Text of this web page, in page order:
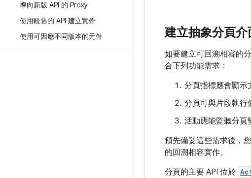
導向新版 API 的 Proxy
使用較舊的 API 建立實作
使用可因應不同版本的元件
建立抽象分頁介
如要建立可回溯相容的
合下列功能需求：
分頁指標應會顯示
分頁可與片段執行
活動應能監聽分頁
預先備妥這些需求後，
的回溯相容實作。
分頁的主要 API 位於